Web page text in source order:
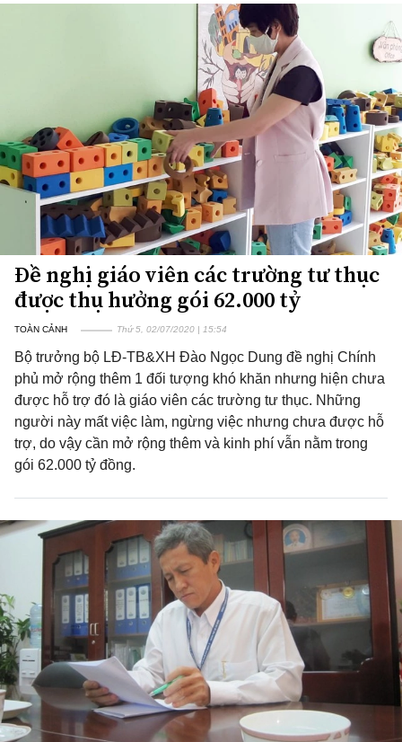
Đề nghị giáo viên các trường tư thục
được thụ hưởng gói 62.000 tỷ
TOÀN CẢNH Thứ 5, 02/07/2020 | 15:54
Bộ trưởng bộ LĐ-TB&XH Đào Ngọc Dung đề nghị Chính
phủ mở rộng thêm 1 đối tượng khó khăn nhưng hiện chưa
được hỗ trợ đó là giáo viên các trường tư thục. Những
người này mất việc làm, ngừng việc nhưng chưa được hỗ
trợ, do vậy cần mở rộng thêm và kinh phí vẫn nằm trong
gói 62.000 tỷ đồng.